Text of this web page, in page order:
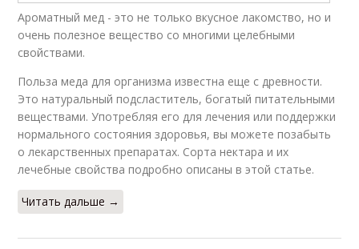
Ароматный мед - это не только вкусное лакомство, но и
очень полезное вещество со многими целебными
свойствами.
Польза меда для организма известна еще с древности.
Это натуральный подсластитель, богатый питательными
веществами. Употребляя его для лечения или поддержки
нормального состояния здоровья, вы можете позабыть
о лекарственных препаратах. Сорта нектара и их
лечебные свойства подробно описаны в этой статье.
Читать дальше →